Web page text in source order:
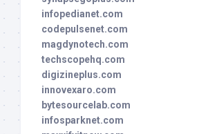
infopedianet.com
codepulsenet.com
magdynotech.com
techscopehq.com
digizineplus.com
innovexaro.com
bytesourcelab.com
infosparknet.com